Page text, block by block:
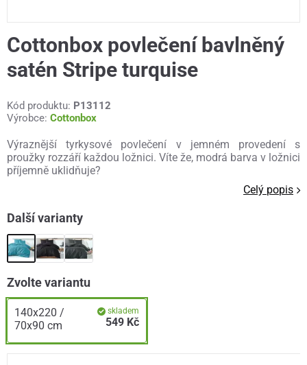
Cottonbox povlečení bavlněný
satén Stripe turquise
Kód produktu: P13112
Výrobce: Cottonbox
Výraznější tyrkysové povlečení v jemném provedení s
proužky rozzáří každou ložnici. Víte že, modrá barva v ložnici
příjemně uklidňuje?
Celý popis
Další varianty
Zvolte variantu
140x220 /
70x90 cm
skladem
549 Kč